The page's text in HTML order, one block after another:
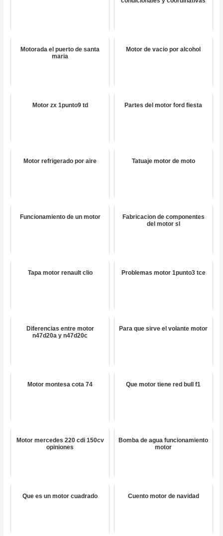
Motorada el puerto de santa
maria
Motor de vacio por alcohol
Motor zx 1punto9 td Partes del motor ford fiesta
Motor refrigerado por aire Tatuaje motor de moto
Funcionamiento de un motor
Fabricacion de componentes
del motor sl
Tapa motor renault clio Problemas motor 1punto3 tce
Diferencias entre motor
n47d20a y n47d20c
Para que sirve el volante motor
Motor montesa cota 74 Que motor tiene red bull f1
Motor mercedes 220 cdi 150cv
opiniones
Bomba de agua funcionamiento
motor
Que es un motor cuadrado Cuento motor de navidad